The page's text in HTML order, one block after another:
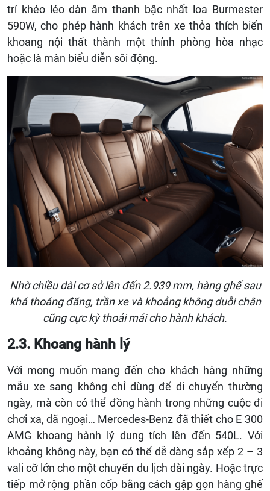
trí khéo léo dàn âm thanh bậc nhất loa Burmester
590W, cho phép hành khách trên xe thỏa thích biến
khoang nội thất thành một thính phòng hòa nhạc
hoặc là màn biểu diễn sôi động.
Nhờ chiều dài cơ sở lên đến 2.939 mm, hàng ghế sau
khá thoáng đãng, trần xe và khoảng không duỗi chân
cũng cực kỳ thoải mái cho hành khách.
2.3. Khoang hành lý
Với mong muốn mang đến cho khách hàng những
mẫu xe sang không chỉ dùng để di chuyển thường
ngày, mà còn có thể đồng hành trong những cuộc đi
chơi xa, dã ngoại… Mercedes-Benz đã thiết cho E 300
AMG khoang hành lý dung tích lên đến 540L. Với
khoảng không này, bạn có thể dễ dàng sắp xếp 2 – 3
vali cỡ lớn cho một chuyến du lịch dài ngày. Hoặc trực
tiếp mở rộng phần cốp bằng cách gập gọn hàng ghế